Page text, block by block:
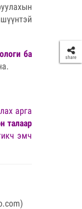
ба
арга
талаар
эмч
)
share